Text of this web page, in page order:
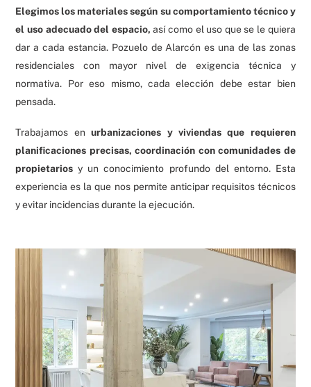
Elegimos los materiales según su comportamiento técnico y
el uso adecuado del espacio, así como el uso que se le quiera
dar a cada estancia. Pozuelo de Alarcón es una de las zonas
residenciales con mayor nivel de exigencia técnica y
normativa. Por eso mismo, cada elección debe estar bien
pensada.
Trabajamos enurbanizaciones y viviendas que requieren
planificaciones precisas, coordinación con comunidades de
propietarios y un conocimiento profundo del entorno. Esta
experiencia es la que nos permite anticipar requisitos técnicos
y evitar incidencias durante la ejecución.